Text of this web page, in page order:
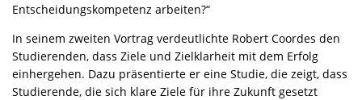
Entscheidungskompetenz arbeiten?“
In seinem zweiten Vortrag verdeutlichte Robert Coordes den
Studierenden, dass Ziele und Zielklarheit mit dem Erfolg
einhergehen. Dazu präsentierte er eine Studie, die zeigt, dass
Studierende, die sich klare Ziele für ihre Zukunft gesetzt